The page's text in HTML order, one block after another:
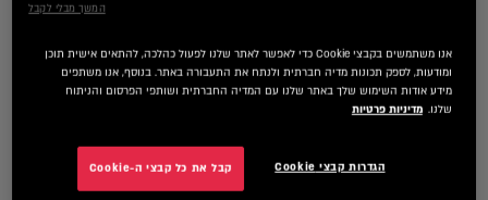
אנו משתמשים בקבצי Cookie כדי לאפשר לאתר שלנו לפעול כהלכה, להתאים אישית תוכן
ומודעות, לספק תכונות מדיה חברתית ולנתח את התעבורה באתר. בנוסף, אנו משתפים
מידע אודות השימוש שלך באתר שלנו עם המדיה החברתית ושותפי הפרסום והניתוח
שלנו. מדיניות פרטיות
הגדרות קבצי Cookie קבל את כל קבצי ה-Cookie
המשך מבלי לקבל